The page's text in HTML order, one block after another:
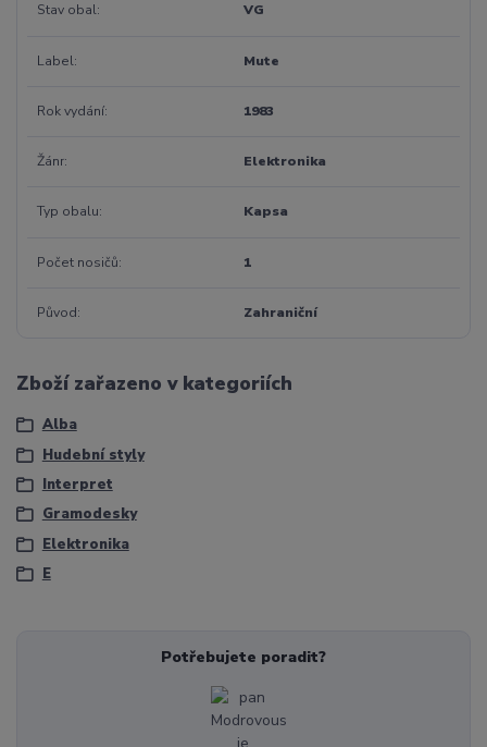
Stav obal VG
Label Mute
Rok vydání 1983
Žánr Elektronika
Typ obalu Kapsa
Počet nosičů 1
Původ Zahraniční
Zboží zařazeno v kategoriích
Alba
Hudební styly
Interpret
Gramodesky
Elektronika
E
Potřebujete poradit?